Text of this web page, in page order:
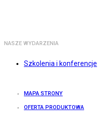
NASZE WYDARZENIA
Szkolenia i konferencje
MAPA STRONY
OFERTA PRODUKTOWA